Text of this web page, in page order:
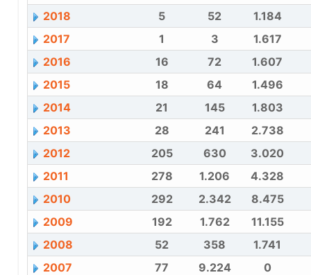
2018
5 52
1.184
2017
1 3
1.617
2016
16 72
1.607
2015
18 64
1.496
2014
21 145
1.803
2013
28 241
2.738
2012
205 630
3.020
2011
278 1.206
4.328
2010
292 2.342
8.475
2009
192 1.762
11.155
2008
52 358
1.741
2007
77 9.224
0